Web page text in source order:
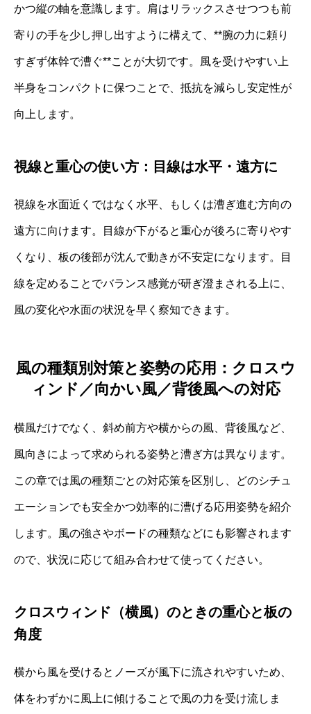
かつ縦の軸を意識します。肩はリラックスさせつつも前
寄りの手を少し押し出すように構えて、**腕の力に頼り
すぎず体幹で漕ぐ**ことが大切です。風を受けやすい上
半身をコンパクトに保つことで、抵抗を減らし安定性が
向上します。
視線と重心の使い方：目線は水平・遠方に
視線を水面近くではなく水平、もしくは漕ぎ進む方向の
遠方に向けます。目線が下がると重心が後ろに寄りやす
くなり、板の後部が沈んで動きが不安定になります。目
線を定めることでバランス感覚が研ぎ澄まされる上に、
風の変化や水面の状況を早く察知できます。
風の種類別対策と姿勢の応用：クロスウ
ィンド／向かい風／背後風への対応
横風だけでなく、斜め前方や横からの風、背後風など、
風向きによって求められる姿勢と漕ぎ方は異なります。
この章では風の種類ごとの対応策を区別し、どのシチュ
エーションでも安全かつ効率的に漕げる応用姿勢を紹介
します。風の強さやボードの種類などにも影響されます
ので、状況に応じて組み合わせて使ってください。
クロスウィンド（横風）のときの重心と板の
角度
横から風を受けるとノーズが風下に流されやすいため、
体をわずかに風上に傾けることで風の力を受け流しま